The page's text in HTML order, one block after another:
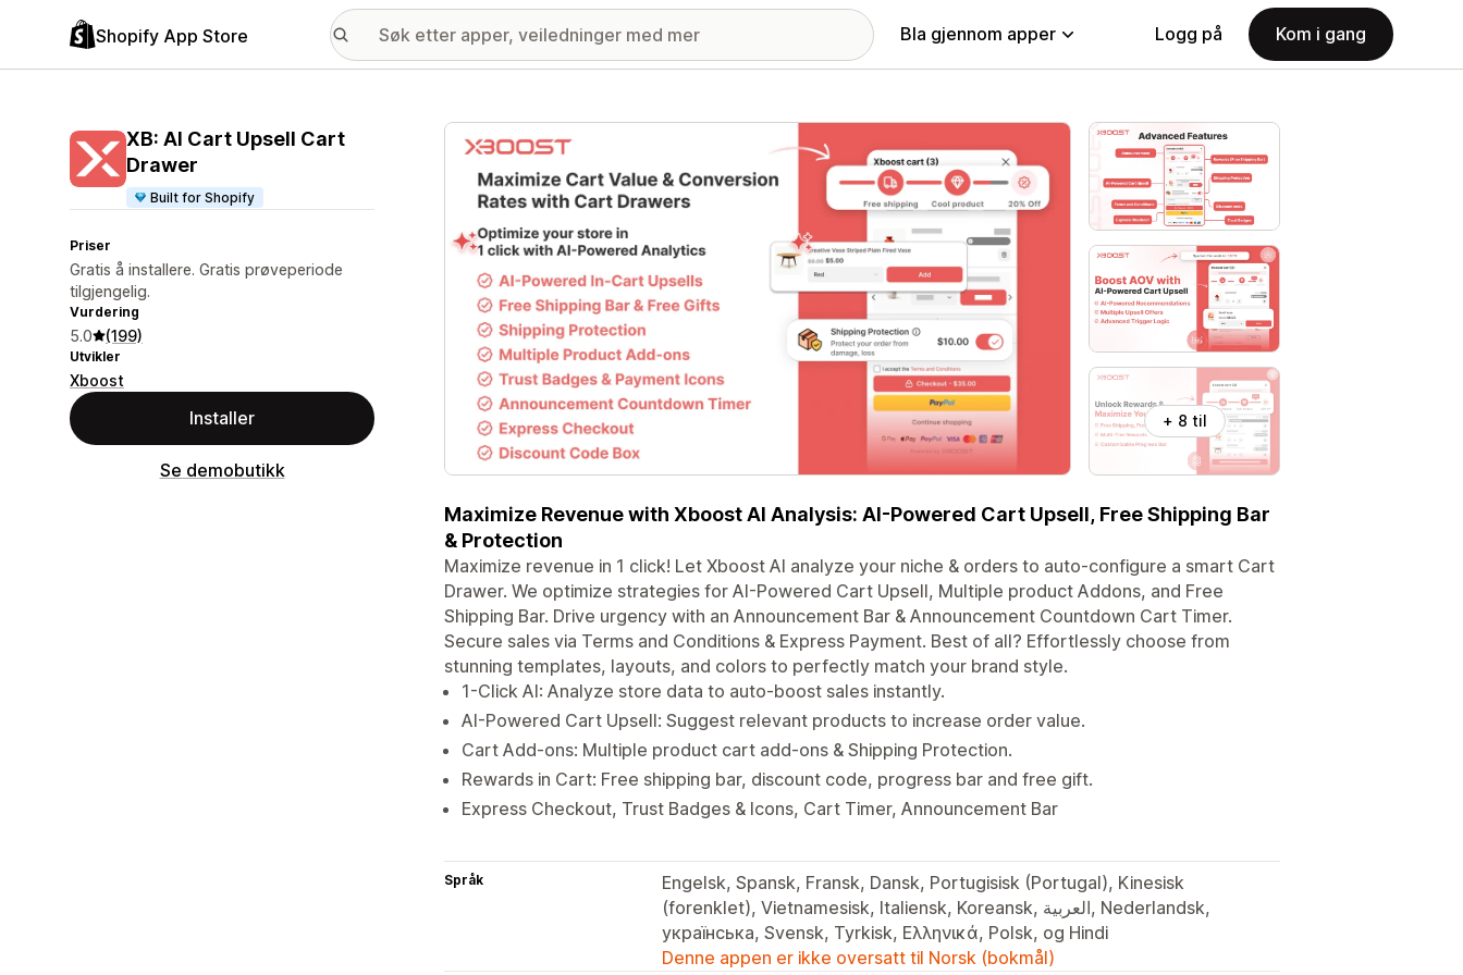
Shopify App Store Bla gjennom apper Logg på Kom i gang
XB: AI Cart Upsell Cart
Drawer
Built for Shopify
Priser
Gratis å installere. Gratis prøveperiode
tilgjengelig.
Vurdering
5.0 (199)
Utvikler
Xboost
Installer
Se demobutikk
Galleri med fremhevede bilder
+ 8 til
Maximize Revenue with Xboost AI Analysis: AI-Powered Cart Upsell, Free Shipping Bar
& Protection
Maximize revenue in 1 click! Let Xboost AI analyze your niche & orders to auto-configure a smart Cart
Drawer. We optimize strategies for AI-Powered Cart Upsell, Multiple product Addons, and Free
Shipping Bar. Drive urgency with an Announcement Bar & Announcement Countdown Cart Timer.
Secure sales via Terms and Conditions & Express Payment. Best of all? Effortlessly choose from
stunning templates, layouts, and colors to perfectly match your brand style.
1-Click AI: Analyze store data to auto-boost sales instantly.
AI-Powered Cart Upsell: Suggest relevant products to increase order value.
Cart Add-ons: Multiple product cart add-ons & Shipping Protection.
Rewards in Cart: Free shipping bar, discount code, progress bar and free gift.
Express Checkout, Trust Badges & Icons, Cart Timer, Announcement Bar
Språk
Engelsk, Spansk, Fransk, Dansk, Portugisisk (Portugal), Kinesisk
(forenklet), Vietnamesisk, Italiensk, Koreansk, العربية, Nederlandsk,
українська, Svensk, Tyrkisk, Ελληνικά, Polsk, og Hindi
Denne appen er ikke oversatt til Norsk (bokmål)